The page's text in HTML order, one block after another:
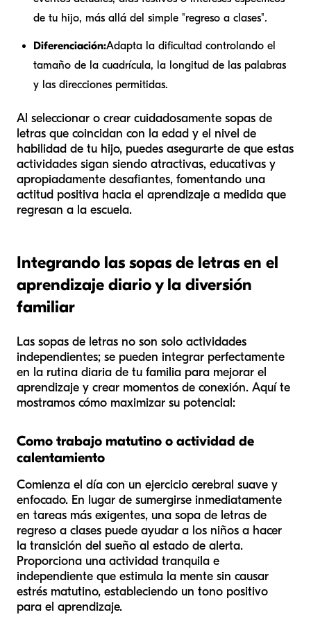
de tu hijo, más allá del simple "regreso a clases".
Diferenciación:Adapta la dificultad controlando el
tamaño de la cuadrícula, la longitud de las palabras
y las direcciones permitidas.
Al seleccionar o crear cuidadosamente sopas de
letras que coincidan con la edad y el nivel de
habilidad de tu hijo, puedes asegurarte de que estas
actividades sigan siendo atractivas, educativas y
apropiadamente desafiantes, fomentando una
actitud positiva hacia el aprendizaje a medida que
regresan a la escuela.
Integrando las sopas de letras en el
aprendizaje diario y la diversión
familiar
Las sopas de letras no son solo actividades
independientes; se pueden integrar perfectamente
en la rutina diaria de tu familia para mejorar el
aprendizaje y crear momentos de conexión. Aquí te
mostramos cómo maximizar su potencial:
Como trabajo matutino o actividad de
calentamiento
Comienza el día con un ejercicio cerebral suave y
enfocado. En lugar de sumergirse inmediatamente
en tareas más exigentes, una sopa de letras de
regreso a clases puede ayudar a los niños a hacer
la transición del sueño al estado de alerta.
Proporciona una actividad tranquila e
independiente que estimula la mente sin causar
estrés matutino, estableciendo un tono positivo
para el aprendizaje.